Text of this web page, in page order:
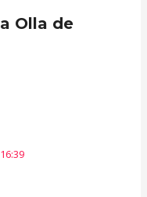
Olla de